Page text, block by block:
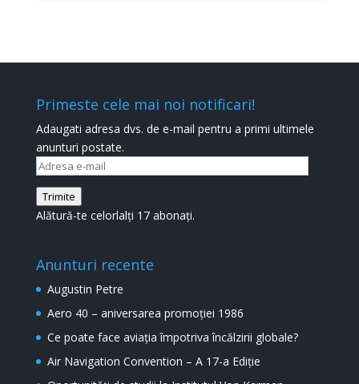
Primeste cele mai noi notificari!
Adaugati adresa dvs. de e-mail pentru a primi ultimele
anunturi postate.
Adresa
e-
mail
Trimite
Alătură-te celorlalți 17 abonați.
Anunturi recente
Augustin Petre
Aero 40 – aniversarea promoției 1986
Ce poate face aviația împotriva încălzirii globale?
Air Navigation Convention – A 17-a Ediție